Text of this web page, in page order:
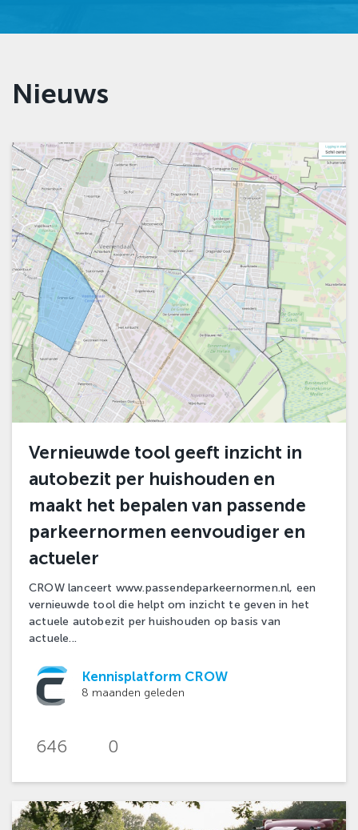
Nieuws
Vernieuwde tool geeft inzicht in
autobezit per huishouden en
maakt het bepalen van passende
parkeernormen eenvoudiger en
actueler
CROW lanceert www.passendeparkeernormen.nl, een
vernieuwde tool die helpt om inzicht te geven in het
actuele autobezit per huishouden op basis van
actuele...
Kennisplatform CROW
8 maanden geleden
646 0